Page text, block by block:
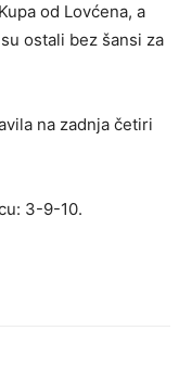
od Lovćena, a
ostali bez šansi za
na zadnja četiri
3-9-10.